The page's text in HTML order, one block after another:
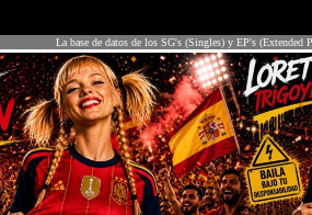
La base de datos de los SG's (Singles) y EP's (Extended